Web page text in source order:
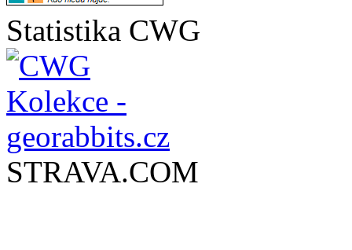
Statistika CWG
STRAVA.COM